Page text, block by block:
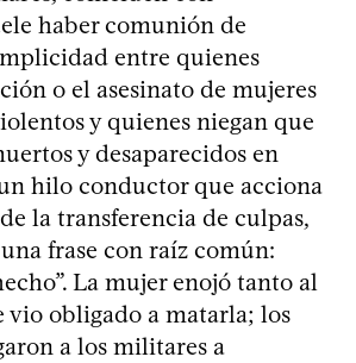
haber comunión de
entre quienes
o el asesinato de mujeres
y quienes niegan que
y desaparecidos en
hilo conductor que acciona
la transferencia de culpas,
frase con raíz común:
La mujer enojó tanto al
vio obligado a matarla; los
a los militares a